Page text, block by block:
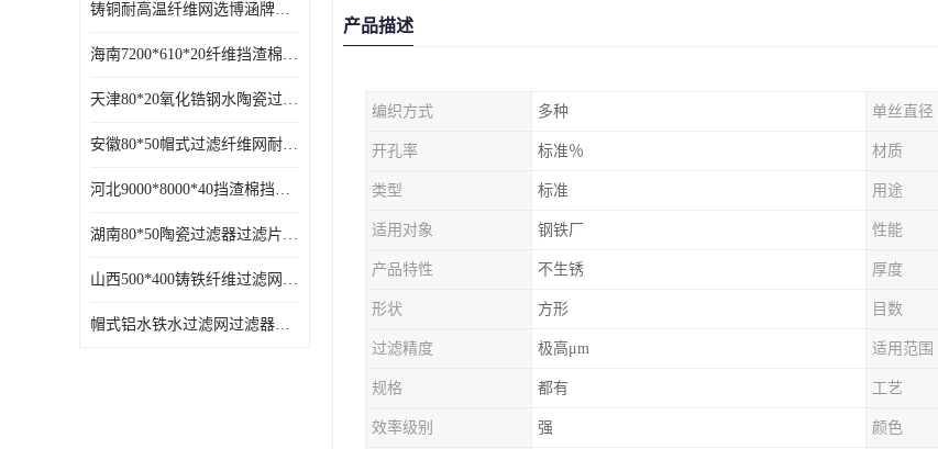
铸铜耐高温纤维网选博涵牌质量稳定
海南7200*610*20纤维挡渣棉耐高温
天津80*20氧化锆钢水陶瓷过滤器过滤效果明显
安徽80*50帽式过滤纤维网耐高温
河北9000*8000*40挡渣棉挡渣效果好耐高温
湖南80*50陶瓷过滤器过滤片过滤网效果好耐高温
山西500*400铸铁纤维过滤网方形网圆形网
帽式铝水铁水过滤网过滤器耐高温
产品描述
编织方式 多种 单丝直径
开孔率 标准％ 材质
类型 标准 用途
适用对象 钢铁厂 性能
产品特性 不生锈 厚度
形状 方形 目数
过滤精度 极高μm 适用范围
规格 都有 工艺
效率级别 强 颜色